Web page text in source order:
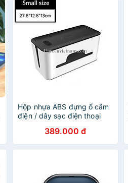
Hộp nhựa ABS đựng ổ cắm
điện / dây sạc điện thoại
30398 - Hàng Chính Hãng
389.000 đ